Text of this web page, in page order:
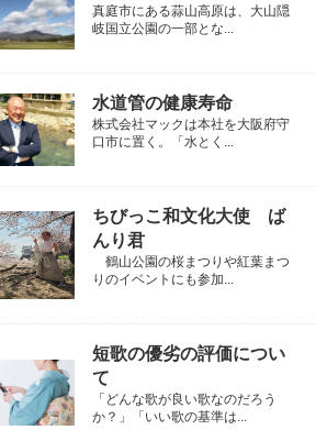
真庭市にある蒜山高原は、大山隠
岐国立公園の一部とな...
水道管の健康寿命
株式会社マックは本社を大阪府守
口市に置く。「水とく...
ちびっこ和文化大使 ば
んり君
鶴山公園の桜まつりや紅葉まつ
りのイベントにも参加...
短歌の優劣の評価につい
て
「どんな歌が良い歌なのだろう
か？」「いい歌の基準は...